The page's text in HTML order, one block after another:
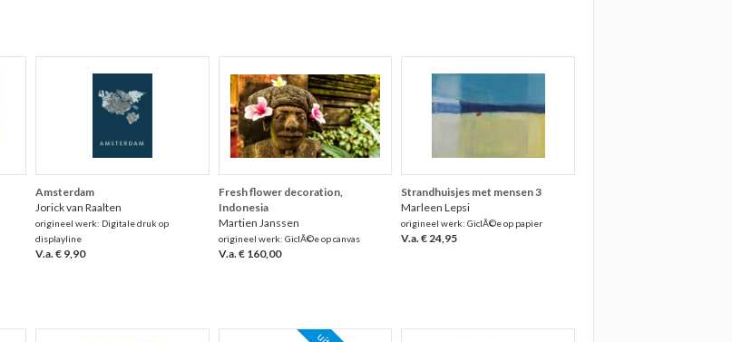
Amsterdam
Jorick van Raalten
origineel werk: Digitale druk op
displayline
V.a. € 9,90
Fresh flower decoration,
Indonesia
Martien Janssen
origineel werk: GiclÃ©e op canvas
V.a. € 160,00
Strandhuisjes met mensen 3
Marleen Lepsi
origineel werk: GiclÃ©e op papier
V.a. € 24,95